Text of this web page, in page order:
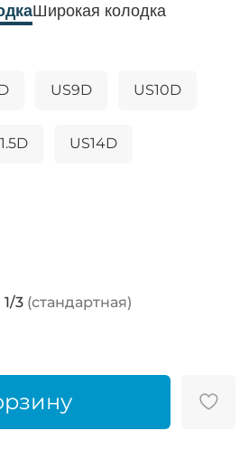
US9D US10D
US14D
1/3 (стандартная)
Широкая колодка